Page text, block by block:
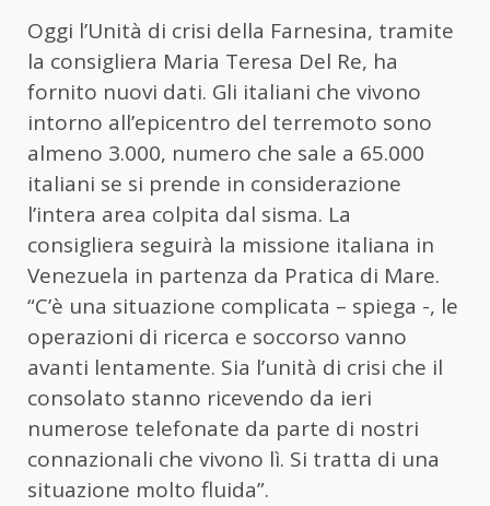
Oggi l’Unità di crisi della Farnesina, tramite
la consigliera Maria Teresa Del Re, ha
fornito nuovi dati. Gli italiani che vivono
intorno all’epicentro del terremoto sono
almeno 3.000, numero che sale a 65.000
italiani se si prende in considerazione
l’intera area colpita dal sisma. La
consigliera seguirà la missione italiana in
Venezuela in partenza da Pratica di Mare.
“C’è una situazione complicata – spiega -, le
operazioni di ricerca e soccorso vanno
avanti lentamente. Sia l’unità di crisi che il
consolato stanno ricevendo da ieri
numerose telefonate da parte di nostri
connazionali che vivono lì. Si tratta di una
situazione molto fluida”.